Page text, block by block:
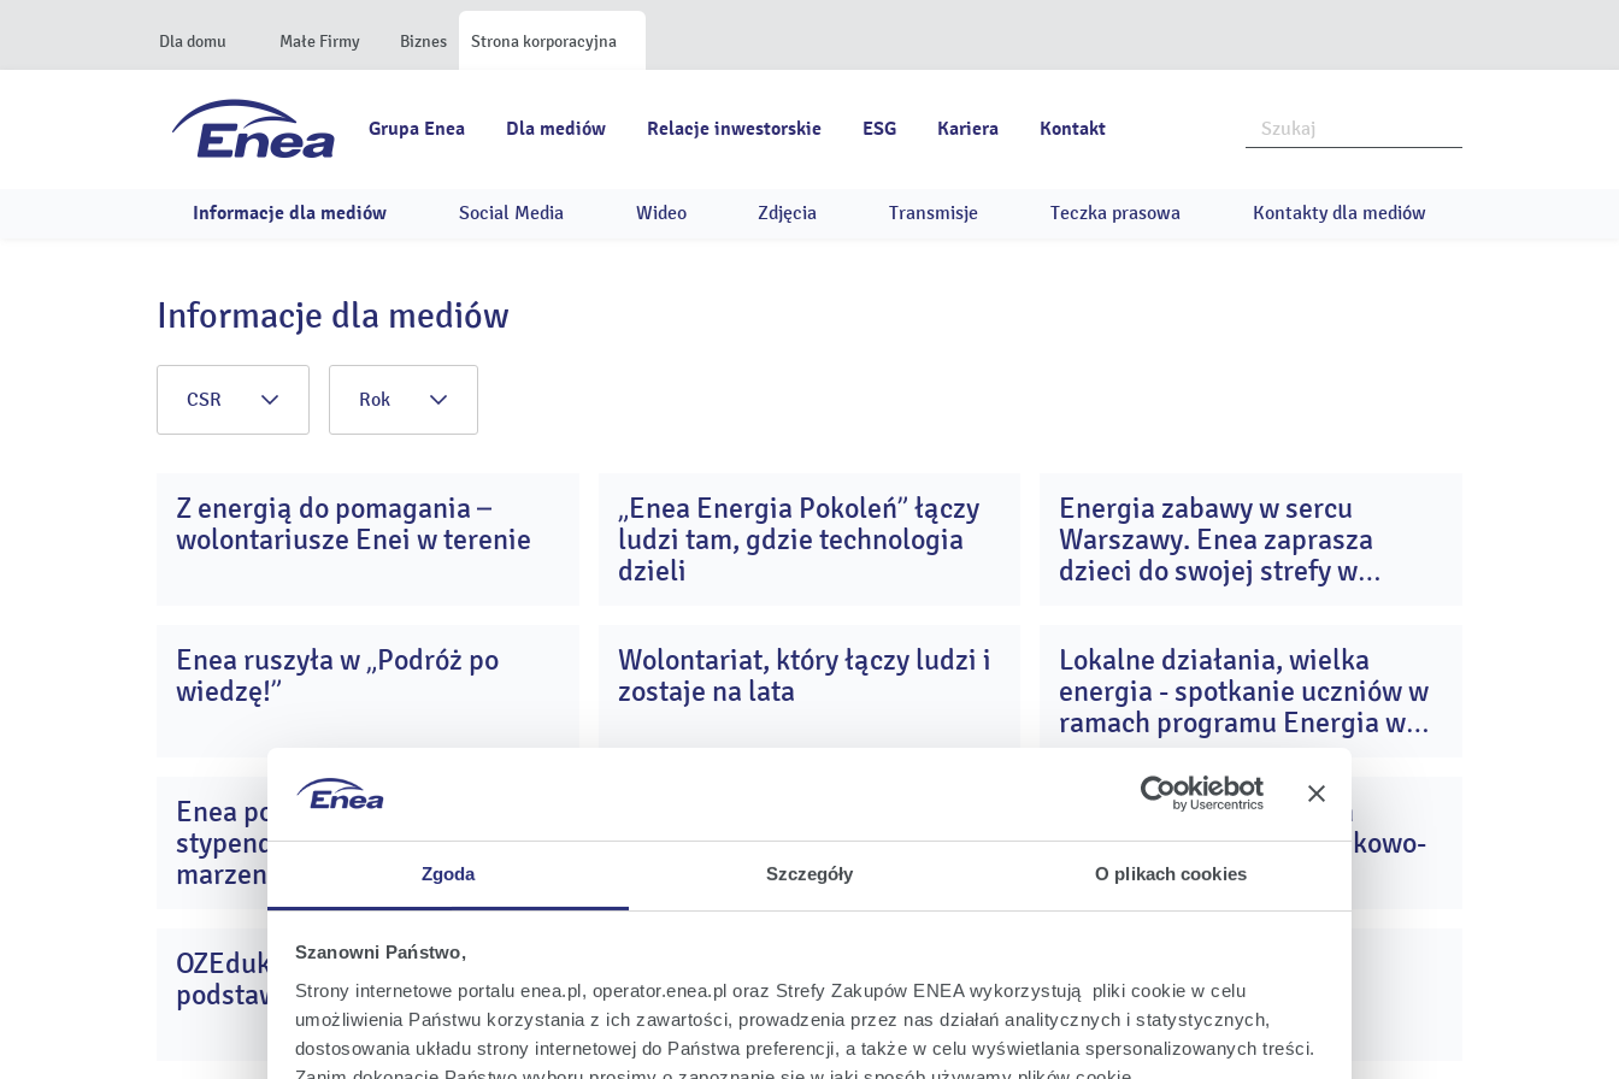
Zgoda Szczegóły O plikach cookies
Szanowni Państwo,
Strony internetowe portalu enea.pl, operator.enea.pl oraz Strefy Zakupów ENEA wykorzystują pliki cookie w celu
umożliwienia Państwu korzystania z ich zawartości, prowadzenia przez nas działań analitycznych i statystycznych,
dostosowania układu strony internetowej do Państwa preferencji, a także w celu wyświetlania spersonalizowanych treści.
Dla domu Małe Firmy Biznes Strona korporacyjna
Grupa Enea Dla mediów Relacje inwestorskie ESG Kariera Kontakt
Informacje dla mediów Social Media Wideo Zdjęcia Transmisje Teczka prasowa Kontakty dla mediów
Informacje dla mediów
CSR Rok
cze
Z energią do pomagania –
wolontariusze Enei w terenie
24
cze
„Enea Energia Pokoleń” łączy
ludzi tam, gdzie technologia
dzieli
Energia zabawy w sercu
Warszawy. Enea zaprasza
dzieci do swojej strefy w
Premiera
Enea ruszyła w „Podróż po
wiedzę!”
14
Wolontariat, który łączy ludzi i
zostaje na lata
mar
2026
Lokalne działania, wielka
energia - spotkanie uczniów w
ramach programu Energia w
lut
Enea po raz siódmy przyznała
stypendia! Inwestujemy w
marzenia i przyszłość młodych
lut
w konkursie Enea Akademia
sty
Enea nowym sponsorem
tytularnym hali widowiskowo-
sportowej w Szczecinie
lis
2025
OZEdukacja w szkołach
podstawowych w całej Polsce
paź
2025
stypendia dla młodych
pasjonatów nauki i
zaangażowania społecznego
energią